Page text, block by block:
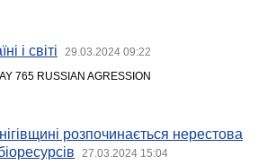
і світі 29.03.2024 09:22
765 RUSSIAN AGRESSION
розпочинається нерестова
27.03.2024 15:04